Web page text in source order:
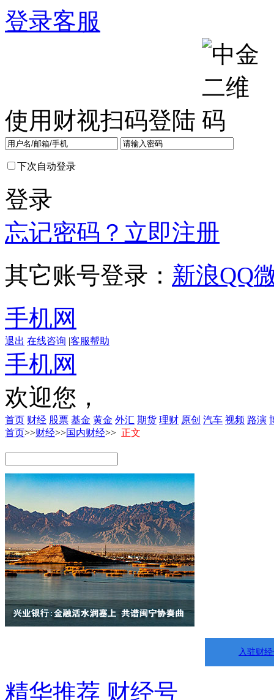
登录客服
使用财视扫码登陆
下次自动登录
登录
忘记密码？ 立即注册
其它账号登录： 新浪QQ
手机网
退出 在线咨询 |客服帮助
手机网
欢迎您，
首页 财经 股票 基金 黄金 外汇 期货 理财 原创 汽车 视频 路演
首页>>财经>>国内财经>> 正文
入驻财
精华推荐 财经号